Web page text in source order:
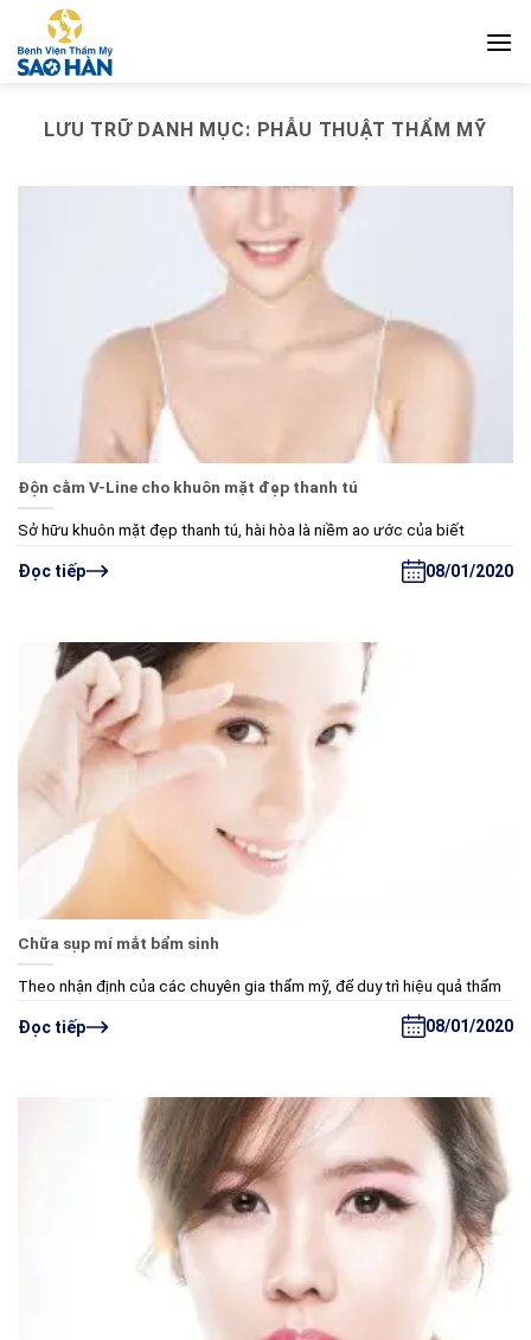
qua
nội
LƯU TRỮ DANH MỤC: PHẪU THUẬT THẨM MỸ
Độn cằm V-Line cho khuôn mặt đẹp thanh tú
Sở hữu khuôn mặt đẹp thanh tú, hài hòa là niềm ao ước của biết
Đọc tiếp 08/01/2020
Chữa sụp mí mắt bẩm sinh
Theo nhận định của các chuyên gia thẩm mỹ, để duy trì hiệu quả thẩm
Đọc tiếp 08/01/2020